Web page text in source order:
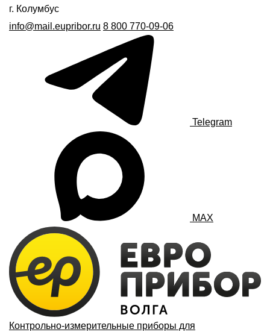
г. Колумбус
info@mail.eupribor.ru 8 800 770-09-06
Telegram
MAX
Контрольно-измерительные приборы для